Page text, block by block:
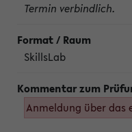
Termin verbindlich.
SkillsLab
Anmeldung über das